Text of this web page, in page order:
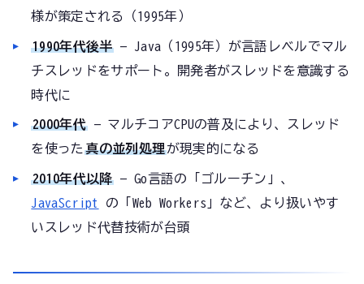
様が策定される（1995年）
1990年代後半 — Java（1995年）が言語レベルでマル
チスレッドをサポート。開発者がスレッドを意識する
時代に
2000年代— マルチコアCPUの普及により、スレッド
を使った 真の並列処理が現実的になる
2010年代以降 — Go言語の「ゴルーチン」、
JavaScript
の「Web Workers」など、より扱いやす
いスレッド代替技術が台頭